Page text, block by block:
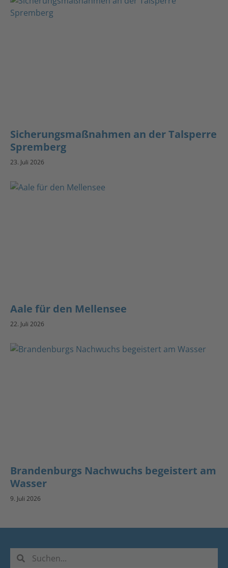
Sicherungsmaßnahmen an der Talsperre
Spremberg
23. Juli 2026
Aale für den Mellensee
22. Juli 2026
Brandenburgs Nachwuchs begeistert am
Wasser
9. Juli 2026